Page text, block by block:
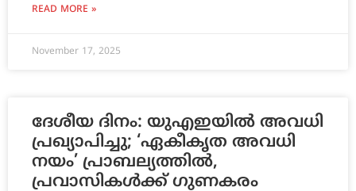
READ MORE »
November 17, 2025
ദേശീയ ദിനം: യുഎഇയിൽ അവധി
പ്രഖ്യാപിച്ചു; ‘ഏകീകൃത അവധി
നയം’ പ്രാബല്യത്തിൽ,
പ്രവാസികൾക്ക് ഗുണകരം